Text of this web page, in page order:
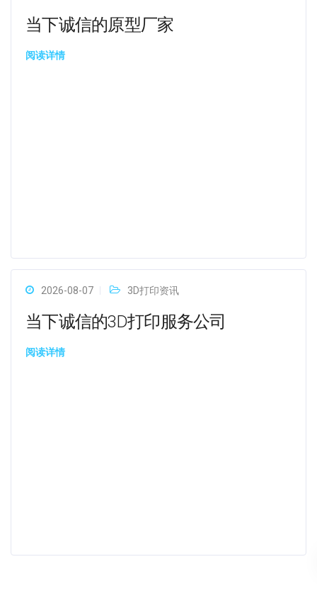
当下诚信的原型厂家
阅读详情
2026-08-07 3D打印资讯
当下诚信的3D打印服务公司
阅读详情